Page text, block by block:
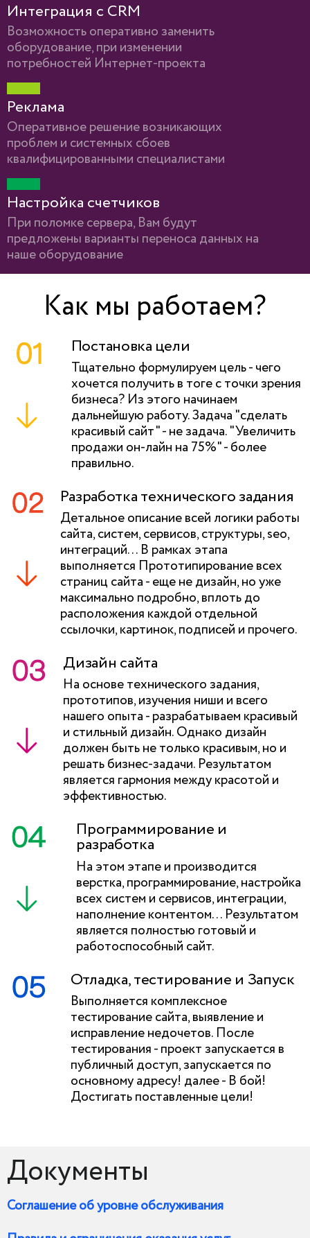
Интеграция с CRM
Возможность оперативно заменить
оборудование, при изменении
потребностей Интернет-проекта
Реклама
Оперативное решение возникающих
проблем и системных сбоев
квалифицированными специалистами
Настройка счетчиков
При поломке сервера, Вам будут
предложены варианты переноса данных на
наше оборудование
Как мы работаем?
Постановка цели
Тщательно формулируем цель - чего
хочется получить в тоге с точки зрения
бизнеса? Из этого начинаем
дальнейшую работу. Задача "сделать
красивый сайт" - не задача. "Увеличить
продажи он-лайн на 75%" - более
правильно.
Разработка технического задания
Детальное описание всей логики работы
сайта, систем, сервисов, структуры, seo,
интеграций... В рамках этапа
выполняется Прототипирование всех
страниц сайта - еще не дизайн, но уже
максимально подробно, вплоть до
расположения каждой отдельной
ссылочки, картинок, подписей и прочего.
Дизайн сайта
На основе технического задания,
прототипов, изучения ниши и всего
нашего опыта - разрабатываем красивый
и стильный дизайн. Однако дизайн
должен быть не только красивым, но и
решать бизнес-задачи. Результатом
является гармония между красотой и
эффективностью.
Программирование и
разработка
На этом этапе и производится
верстка, программирование, настройка
всех систем и сервисов, интеграции,
наполнение контентом... Результатом
является полностью готовый и
работоспособный сайт.
Отладка, тестирование и Запуск
Выполняется комплексное
тестирование сайта, выявление и
исправление недочетов. После
тестирования - проект запускается в
публичный доступ, запускается по
основному адресу! далее - В бой!
Достигать поставленные цели!
Документы
Соглашение об уровне обслуживания